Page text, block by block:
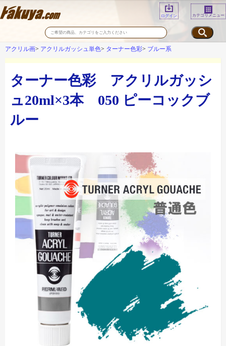
ログイン カテゴリメニュー
アクリル画 アクリルガッシュ単色 ターナー色彩 ブルー系
ターナー色彩 アクリルガッシ
ュ20ml×3本 050 ピーコックブ
ルー